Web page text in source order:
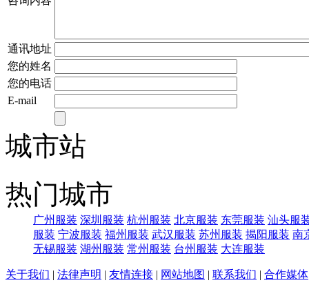
通讯地址
您的姓名
您的电话
E-mail
城市站
热门城市
广州服装 深圳服装 杭州服装 北京服装 东莞服装 汕头服
服装 宁波服装 福州服装 武汉服装 苏州服装 揭阳服装 南
无锡服装 湖州服装 常州服装 台州服装 大连服装
关于我们 | 法律声明 | 友情连接 | 网站地图 | 联系我们 | 合作媒体